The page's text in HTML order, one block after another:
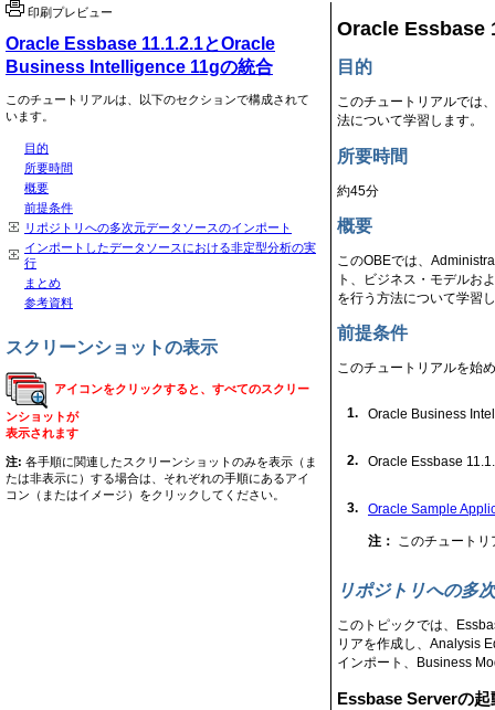
印刷プレビュー
Oracle Essbase 11.1.2.1とOracle
Business Intelligence 11gの統合
このチュートリアルは、以下のセクションで構成されて
います。
目的
所要時間
概要
前提条件
リポジトリへの多次元データソースのインポート
インポートしたデータソースにおける非定型分析の実
行
まとめ
参考資料
スクリーンショットの表示
アイコンをクリックすると、すべてのスクリー
ンショットが
表示されます
注: 各手順に関連したスクリーンショットのみを表示（ま
たは非表示に）する場合は、それぞれの手順にあるアイ
コン（またはイメージ）をクリックしてください。
Oracle Essbase
目的
このチュートリアルでは
法について学習します。
所要時間
約45分
概要
このOBEでは、
ト、ビジネス・モデルお
を行う方法について学習
前提条件
このチュートリアルを始
1. Oracle Business
2. Oracle Essbase
3. Oracle Sample
注： このチュート
リポジトリへの多
このトピックでは、
リアを作成し、Analysis
インポート、Business
Essbase Serverの起